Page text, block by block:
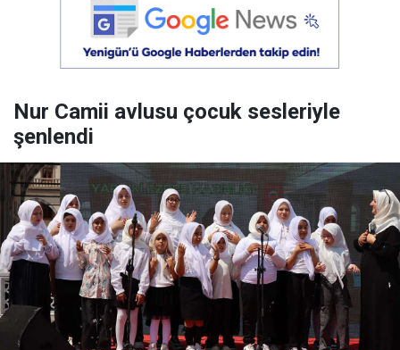
Nur Camii avlusu çocuk sesleriyle
şenlendi